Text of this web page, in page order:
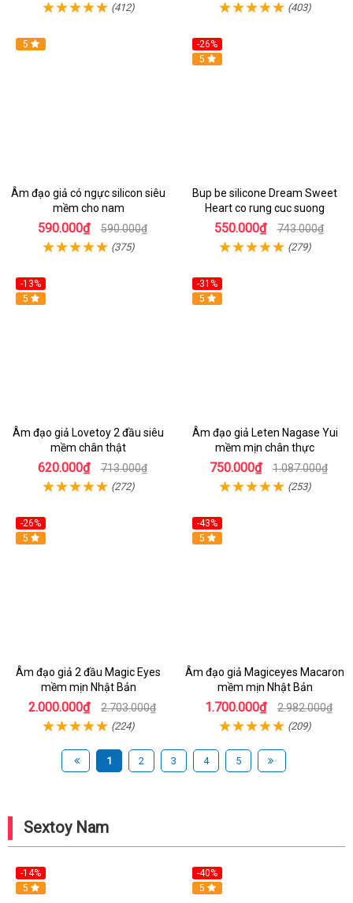
(412) (403)
5
Âm đạo giả có ngực silicon siêu
mềm cho nam
590.000₫ 590.000₫
(375)
-26%
Hot
5
Bup be silicone Dream Sweet
Heart co rung cuc suong
550.000₫ 743.000₫
(279)
-13%
5
Âm đạo giả Lovetoy 2 đầu siêu
mềm chân thật
620.000₫ 713.000₫
(272)
-31%
Hot
5
Âm đạo giả Leten Nagase Yui
mềm mịn chân thực
750.000₫ 1.087.000₫
(253)
-26%
Hot
5
Âm đạo giả 2 đầu Magic Eyes
mềm mịn Nhật Bản
2.000.000₫ 2.703.000₫
(224)
-43%
Hot
5
Âm đạo giả Magiceyes Macaron
mềm mịn Nhật Bản
1.700.000₫ 2.982.000₫
(209)
1 2 3 4 5
Sextoy Nam
-14%
Hot
5
-40%
Hot
5